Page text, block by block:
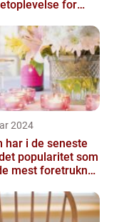
for
2024
har i de seneste
popularitet som
mest foretrukne